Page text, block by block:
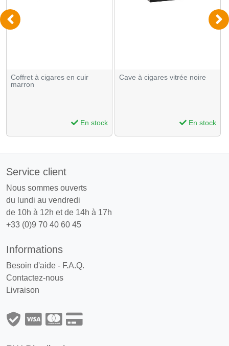
Coffret à cigares en cuir
marron
En stock
Cave à cigares vitrée noire
En stock
Service client
Nous sommes ouverts
du lundi au vendredi
de 10h à 12h et de 14h à 17h
+33 (0)9 70 40 60 45
Informations
Besoin d'aide - F.A.Q.
Contactez-nous
Livraison